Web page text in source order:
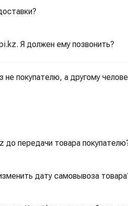
Я должен ему позвонить?
покупателю, а другому
до передачи товара
дату самовывоза